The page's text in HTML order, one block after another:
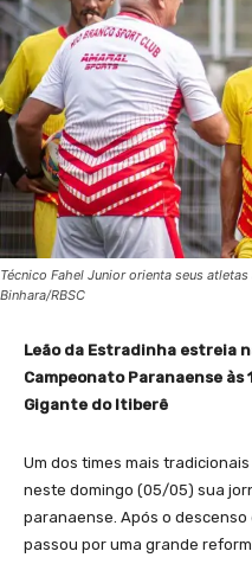
Técnico Fahel Junior orienta seus
Binhara/RBSC
Leão da Estradinha estreia
Campeonato Paranaense
Gigante do Itiberê
Um dos times mais
neste domingo (05/05) sua
paranaense. Após o
passou por uma grande